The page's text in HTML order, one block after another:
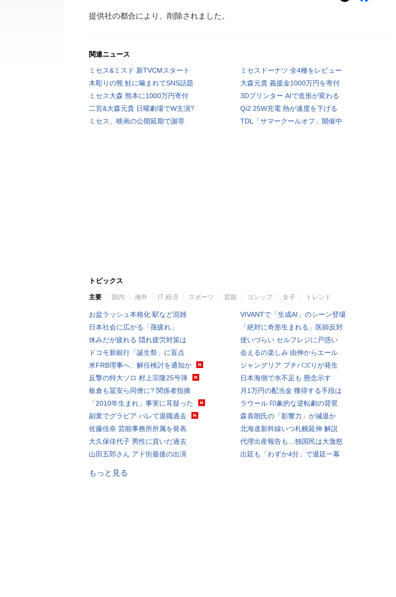
提供社の都合により、削除されました。
関連ニュース
ミセス&ミスド 新TVCMスタート
ミセスドーナツ 全4種をレビュー
木彫りの熊 鮭に噛まれてSNS話題
大森元貴 義援金1000万円を寄付
ミセス大森 熊本に1000万円寄付
3Dプリンター AIで造形が変わる
二宮&大森元貴 日曜劇場でW主演?
Qi2 25W充電 熱が速度を下げる
ミセス、映画の公開延期で謝罪
TDL「サマークールオフ」開催中
トピックス
主要 国内 海外 IT 経済 スポーツ 芸能 ゴシップ 女子 トレンド
お盆ラッシュ本格化 駅など混雑
日本社会に広がる「孫疲れ」
休みだが疲れる 隠れ疲労対策は
ドコモ新銀行「誕生祭」に盲点
米FRB理事へ、解任検討を通知か
反撃の特大ソロ 村上宗隆25号弾
板倉も冨安ら同僚に? 関係者指摘
「2010年生まれ」事実に耳疑った
副業でグラビア バレて退職過去
佐藤佳奈 芸能事務所所属を発表
大久保佳代子 男性に貢いだ過去
山田五郎さん アド街最後の出演
VIVANTで「生成AI」のシーン登場
「絶対に奇形生まれる」医師反対
使いづらい セルフレジに戸惑い
会えるの楽しみ 由伸からエール
ジャングリア プチバズりが発生
日本海側で水不足も 懸念示す
月1万円の配当金 獲得する手段は
ラウール 印象的な逆転劇の背景
森喜朗氏の「影響力」が減退か
北海道新幹線いつ札幌延伸 解説
代理出産報告も…独国民は大激怒
出廷も「わずか4分」で退廷一幕
もっと見る